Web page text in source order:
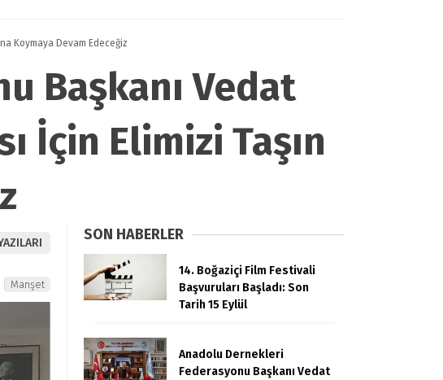
Koymaya Devam Edeceğiz
Başkanı Vedat
İçin Elimizi Taşın
Manşet
SON HABERLER
14. Boğaziçi Film Festivali
Başvuruları Başladı: Son
Tarih 15 Eylül
Anadolu Dernekleri
Federasyonu Başkanı Vedat